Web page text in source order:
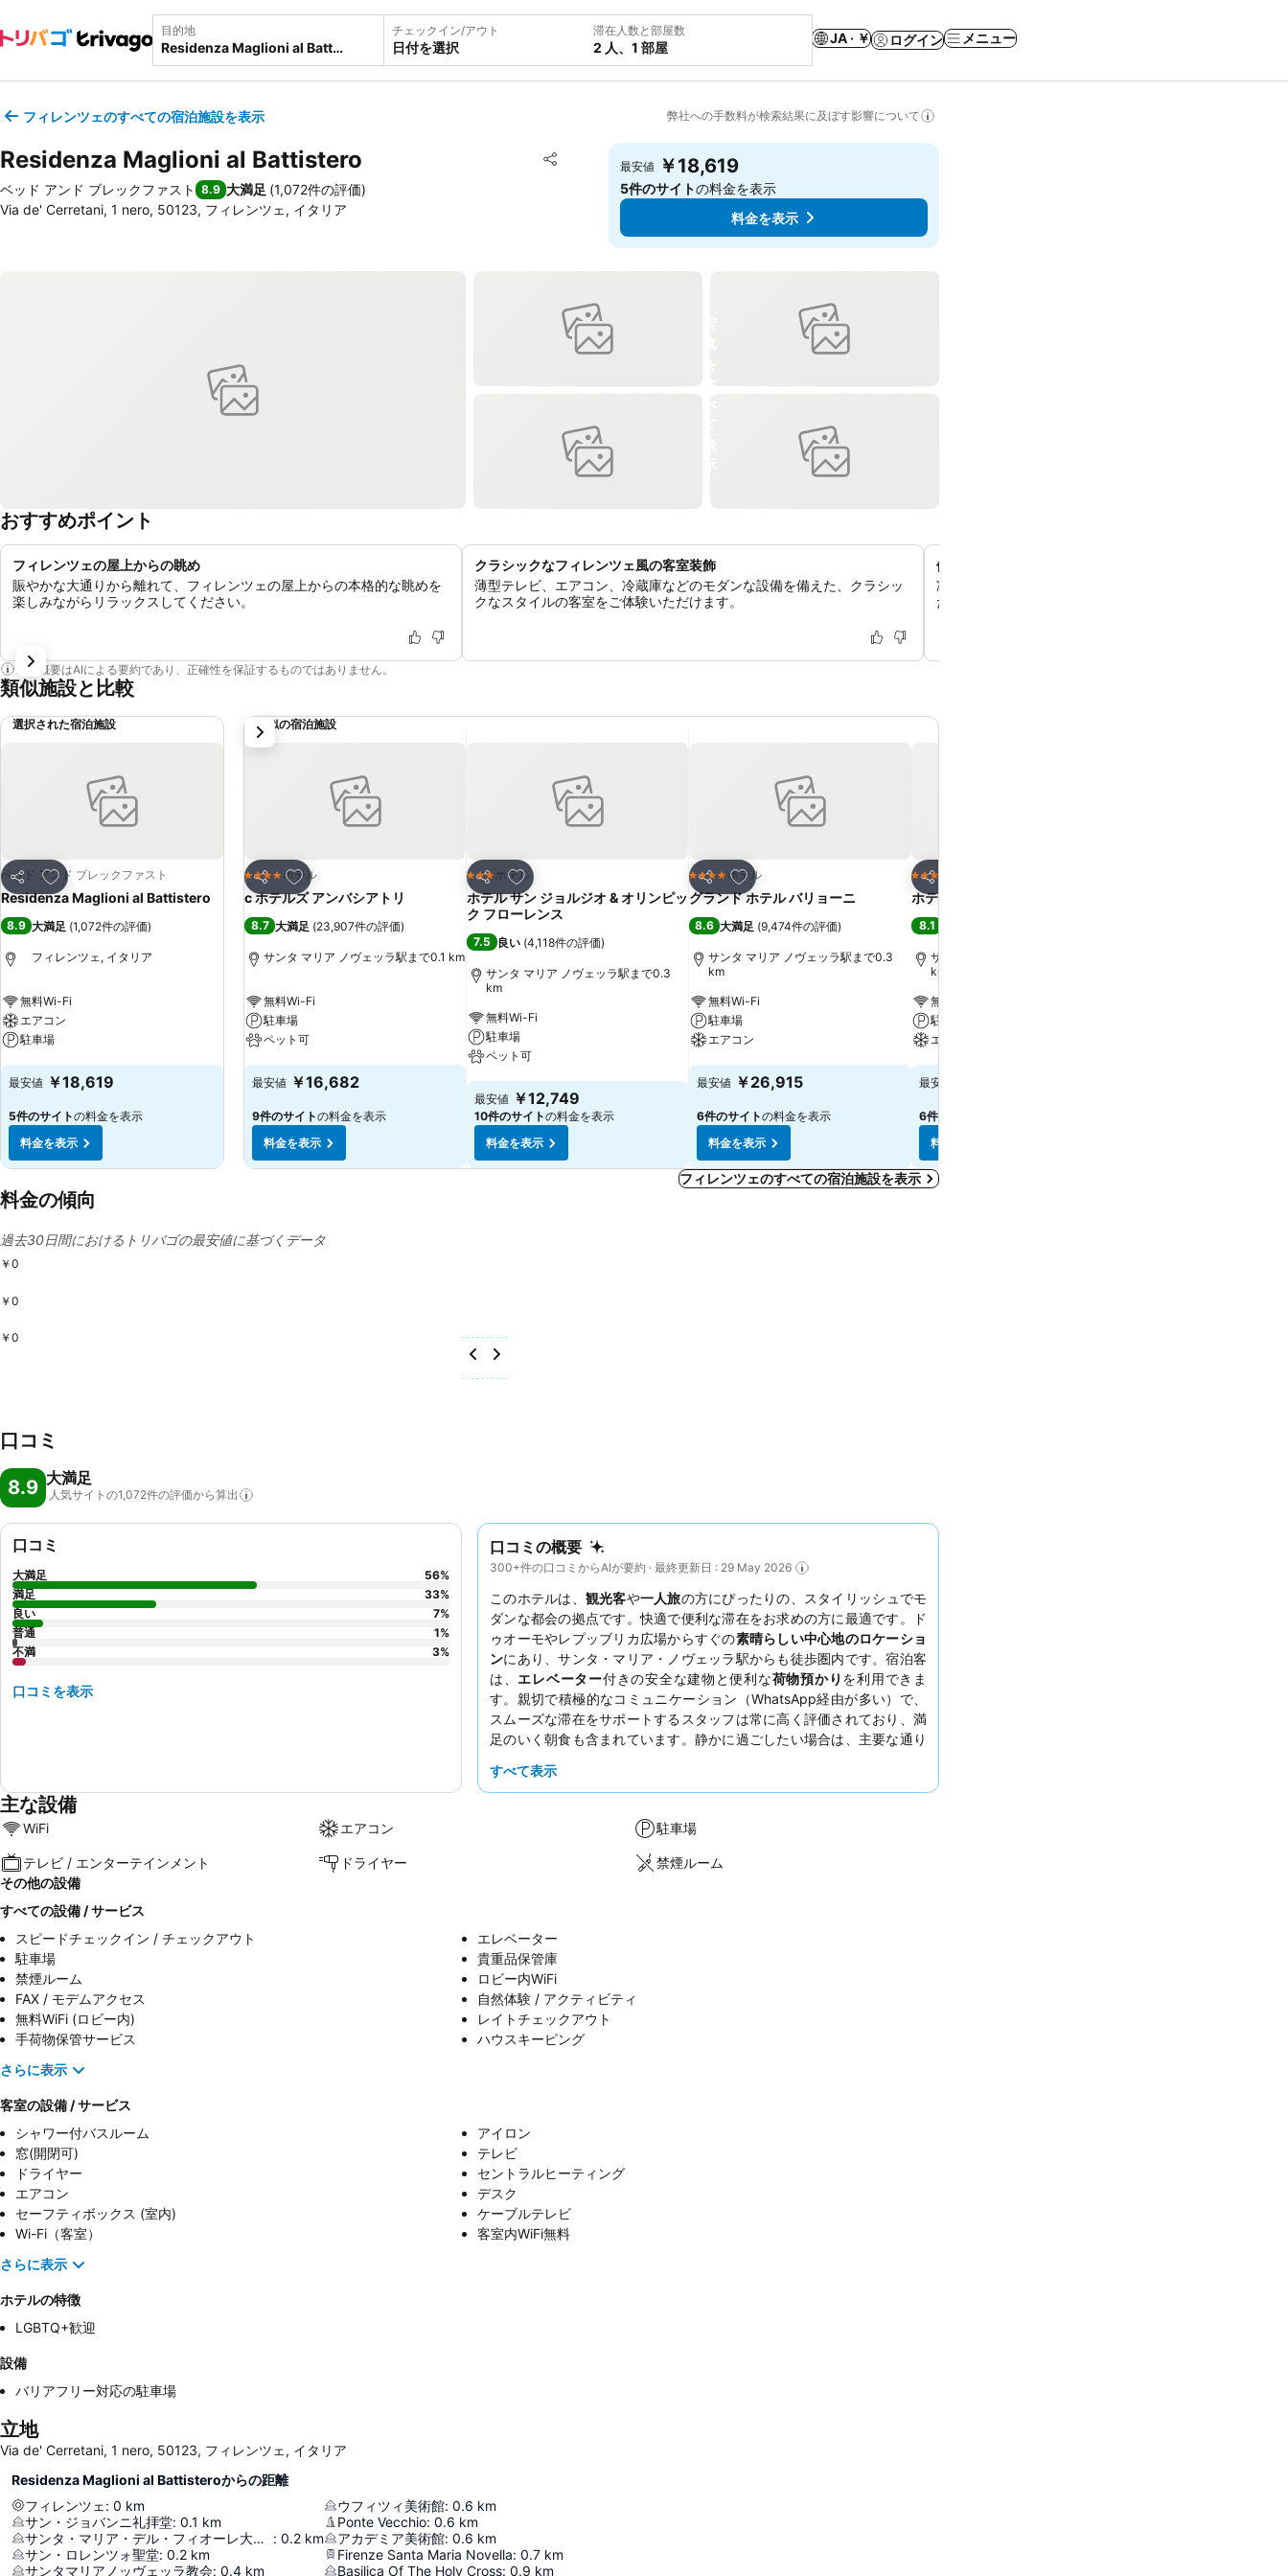
目的地 チェックイン/アウト
日付を選択
滞在人数と部屋数
2 人、1 部屋
JA · ￥ ログイン メニュー
フィレンツェのすべての宿泊施設を表示 弊社への手数料が検索結果に及ぼす影響について
Residenza Maglioni al Battistero シェア
お気に入りに追加
ベッド アンド ブレックファスト 8.9 大満足 (1,072件の評価)
Via de' Cerretani, 1 nero, 50123, フィレンツェ, イタリア
最安値 ￥18,619
5件のサイトの料金を表示
料金を表示
おすすめポイント
フィレンツェの屋上からの眺め
賑やかな大通りから離れて、フィレンツェの屋上からの本格的な眺めを
楽しみながらリラックスしてください。
クラシックなフィレンツェ風の客室装飾
薄型テレビ、エアコン、冷蔵庫などのモダンな設備を備えた、クラシッ
クなスタイルの客室をご体験いただけます。
便利な客室設備
冷蔵庫、電気ケトル、ヘアドライヤーと無料のバスアメ
た専用バスルーム付きの客室で、快適にお過ごしいただ
この概要はAIによる要約であり、正確性を保証するものではありません。
類似施設と比較
選択された宿泊施設
シェア
お気に入りに追加
ベッド アンド ブレックファスト
Residenza Maglioni al Battistero
8.9 大満足 (1,072件の評価)
フィレンツェ, イタリア
無料Wi-Fi
エアコン
駐車場
料金を表示
最安値 ￥18,619
5件のサイトの料金を表示
料金を表示
類似の宿泊施設
シェア
お気に入りに追加
4 ホテルのランク
ホテル
c ホテルズ アンバシアトリ
8.7 大満足 (23,907件の評価)
サンタ マリア ノヴェッラ駅まで0.1 km
無料Wi-Fi
駐車場
ペット可
料金を表示
最安値 ￥16,682
9件のサイトの料金を表示
料金を表示
シェア
お気に入りに追加
3 ホテルのランク
ホテル
ホテル サン ジョルジオ & オリンピッ
ク フローレンス
7.5 良い (4,118件の評価)
サンタ マリア ノヴェッラ駅まで0.3
km
無料Wi-Fi
駐車場
ペット可
料金を表示
最安値 ￥12,749
10件のサイトの料金を表示
料金を表示
シェア
お気に入りに追加
4 ホテルのランク
ホテル
グランド ホテル バリョーニ
8.6 大満足 (9,474件の評価)
サンタ マリア ノヴェッラ駅まで0.3
km
無料Wi-Fi
駐車場
エアコン
料金を表示
最安値 ￥26,915
6件のサイトの料金を表示
料金を表示
シェア
3 ホテルのランク
ホテル デッレ ナツィオーニ
8.1
サンタ マリア ノヴェッラ駅まで0.3
km
無料Wi-Fi
駐車場
エアコン
料金を表示
最安値
6件のサイト
料金を表示
次
フィレンツェのすべての宿泊施設を表示
料金の傾向
過去30日間におけるトリバゴの最安値に基づくデータ
￥0
￥0
￥0
口コミ
8.9 大満足
人気サイトの1,072件の評価から算出
口コミの概要
300+件の口コミからAIが要約 · 最終更新日 : 29 May 2026
このホテルは、 観光客や一人旅の方にぴったりの、スタイリッシュでモ
ダンな都会の拠点です。快適で便利な滞在をお求めの方に最適です。ド
ゥオーモやレプッブリカ広場からすぐの素晴らしい中心地のロケーショ
ンにあり、サンタ・マリア・ノヴェッラ駅からも徒歩圏内です。宿泊客
は、 エレベーター付きの安全な建物と便利な荷物預かり を利用できま
す。親切で積極的なコミュニケーション（WhatsApp経由が多い）で、
スムーズな滞在をサポートするスタッフは常に高く評価されており、満
足のいく朝食も含まれています。静かに過ごしたい場合は、主要な通り
すべて表示
口コミ
大満足 56%
満足
33%
良い
7%
普通
1%
不満
3%
口コミを表示
主な設備
WiFi エアコン 駐車場
テレビ / エンターテインメント ドライヤー
禁煙ルーム
その他の設備
すべての設備 / サービス
スピードチェックイン / チェックアウト
エレベーター
駐車場
貴重品保管庫
禁煙ルーム
ロビー内WiFi
FAX / モデムアクセス
自然体験 / アクティビティ
無料WiFi (ロビー内)
レイトチェックアウト
手荷物保管サービス
ハウスキーピング
さらに表示
客室の設備 / サービス
シャワー付バスルーム
アイロン
窓(開閉可)
テレビ
ドライヤー
セントラルヒーティング
エアコン
デスク
セーフティボックス (室内)
ケーブルテレビ
Wi-Fi（客室）
客室内WiFi無料
さらに表示
ホテルの特徴
LGBTQ+歓迎
設備
バリアフリー対応の駐車場
立地
Via de' Cerretani, 1 nero, 50123, フィレンツェ, イタリア
Residenza Maglioni al Battisteroからの距離
フィレンツェ : 0 km
サン・ジョバンニ礼拝堂: 0.1 km
サンタ・マリア・デル・フィオーレ大聖堂
: 0.2 km
サン・ロレンツォ聖堂: 0.2 km
サンタマリアノッヴェッラ教会: 0.4 km
ウフィツィ美術館: 0.6 km
Ponte Vecchio: 0.6 km
アカデミア美術館: 0.6 km
Firenze Santa Maria Novella: 0.7 km
Basilica Of The Holy Cross: 0.9 km